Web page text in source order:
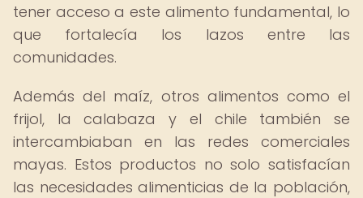
tener acceso a este alimento fundamental, lo
que fortalecía los lazos entre las
comunidades.
Además del maíz, otros alimentos como el
frijol, la calabaza y el chile también se
intercambiaban en las redes comerciales
mayas. Estos productos no solo satisfacían
las necesidades alimenticias de la población,